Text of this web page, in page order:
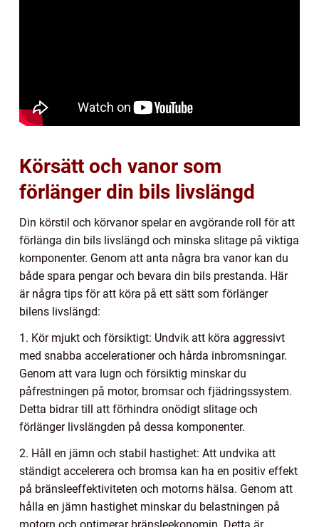
Körsätt och vanor som
förlänger din bils livslängd
Din körstil och körvanor spelar en avgörande roll för att
förlänga din bils livslängd och minska slitage på viktiga
komponenter. Genom att anta några bra vanor kan du
både spara pengar och bevara din bils prestanda. Här
är några tips för att köra på ett sätt som förlänger
bilens livslängd:
1. Kör mjukt och försiktigt: Undvik att köra aggressivt
med snabba accelerationer och hårda inbromsningar.
Genom att vara lugn och försiktig minskar du
påfrestningen på motor, bromsar och fjädringssystem.
Detta bidrar till att förhindra onödigt slitage och
förlänger livslängden på dessa komponenter.
2. Håll en jämn och stabil hastighet: Att undvika att
ständigt accelerera och bromsa kan ha en positiv effekt
på bränsleeffektiviteten och motorns hälsa. Genom att
hålla en jämn hastighet minskar du belastningen på